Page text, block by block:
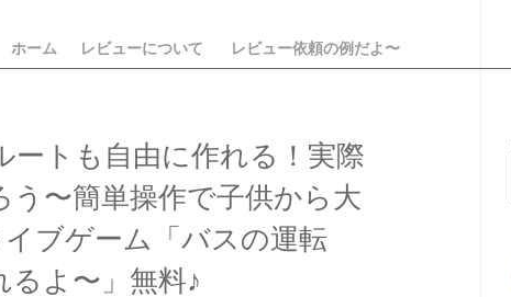
ホーム レビューについて レビュー依頼の例だよ〜
ートも自由に作れる！実際
〜簡単操作で子供から大
ブゲーム「バスの運転
よ〜」無料♪